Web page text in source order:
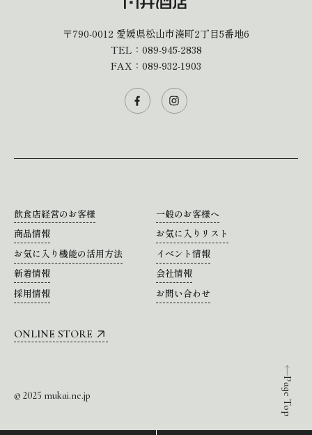
Page Top
〒790-0012 愛媛県松山市湊町2丁目5番地6
TEL： 089-945-2838
FAX：089-932-1903
飲食店経営のお客様
一般のお客様へ
商品情報
お気に入りリスト
お気に入り機能の活用方法
イベント情報
新着情報
会社情報
採用情報
お問い合わせ
ONLINE STORE
© 2025 mukai.ne.jp